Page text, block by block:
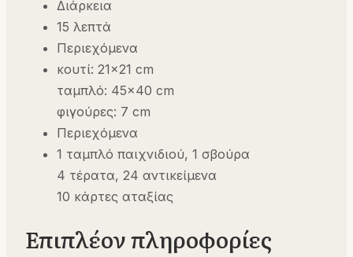
Διάρκεια
15 λεπτά
Περιεχόμενα
κουτί: 21×21 cm
ταμπλό: 45×40 cm
φιγούρες: 7 cm
Περιεχόμενα
1 ταμπλό παιχνιδιού, 1 σβούρα
4 τέρατα, 24 αντικείμενα
10 κάρτες αταξίας
Επιπλέον πληροφορίες